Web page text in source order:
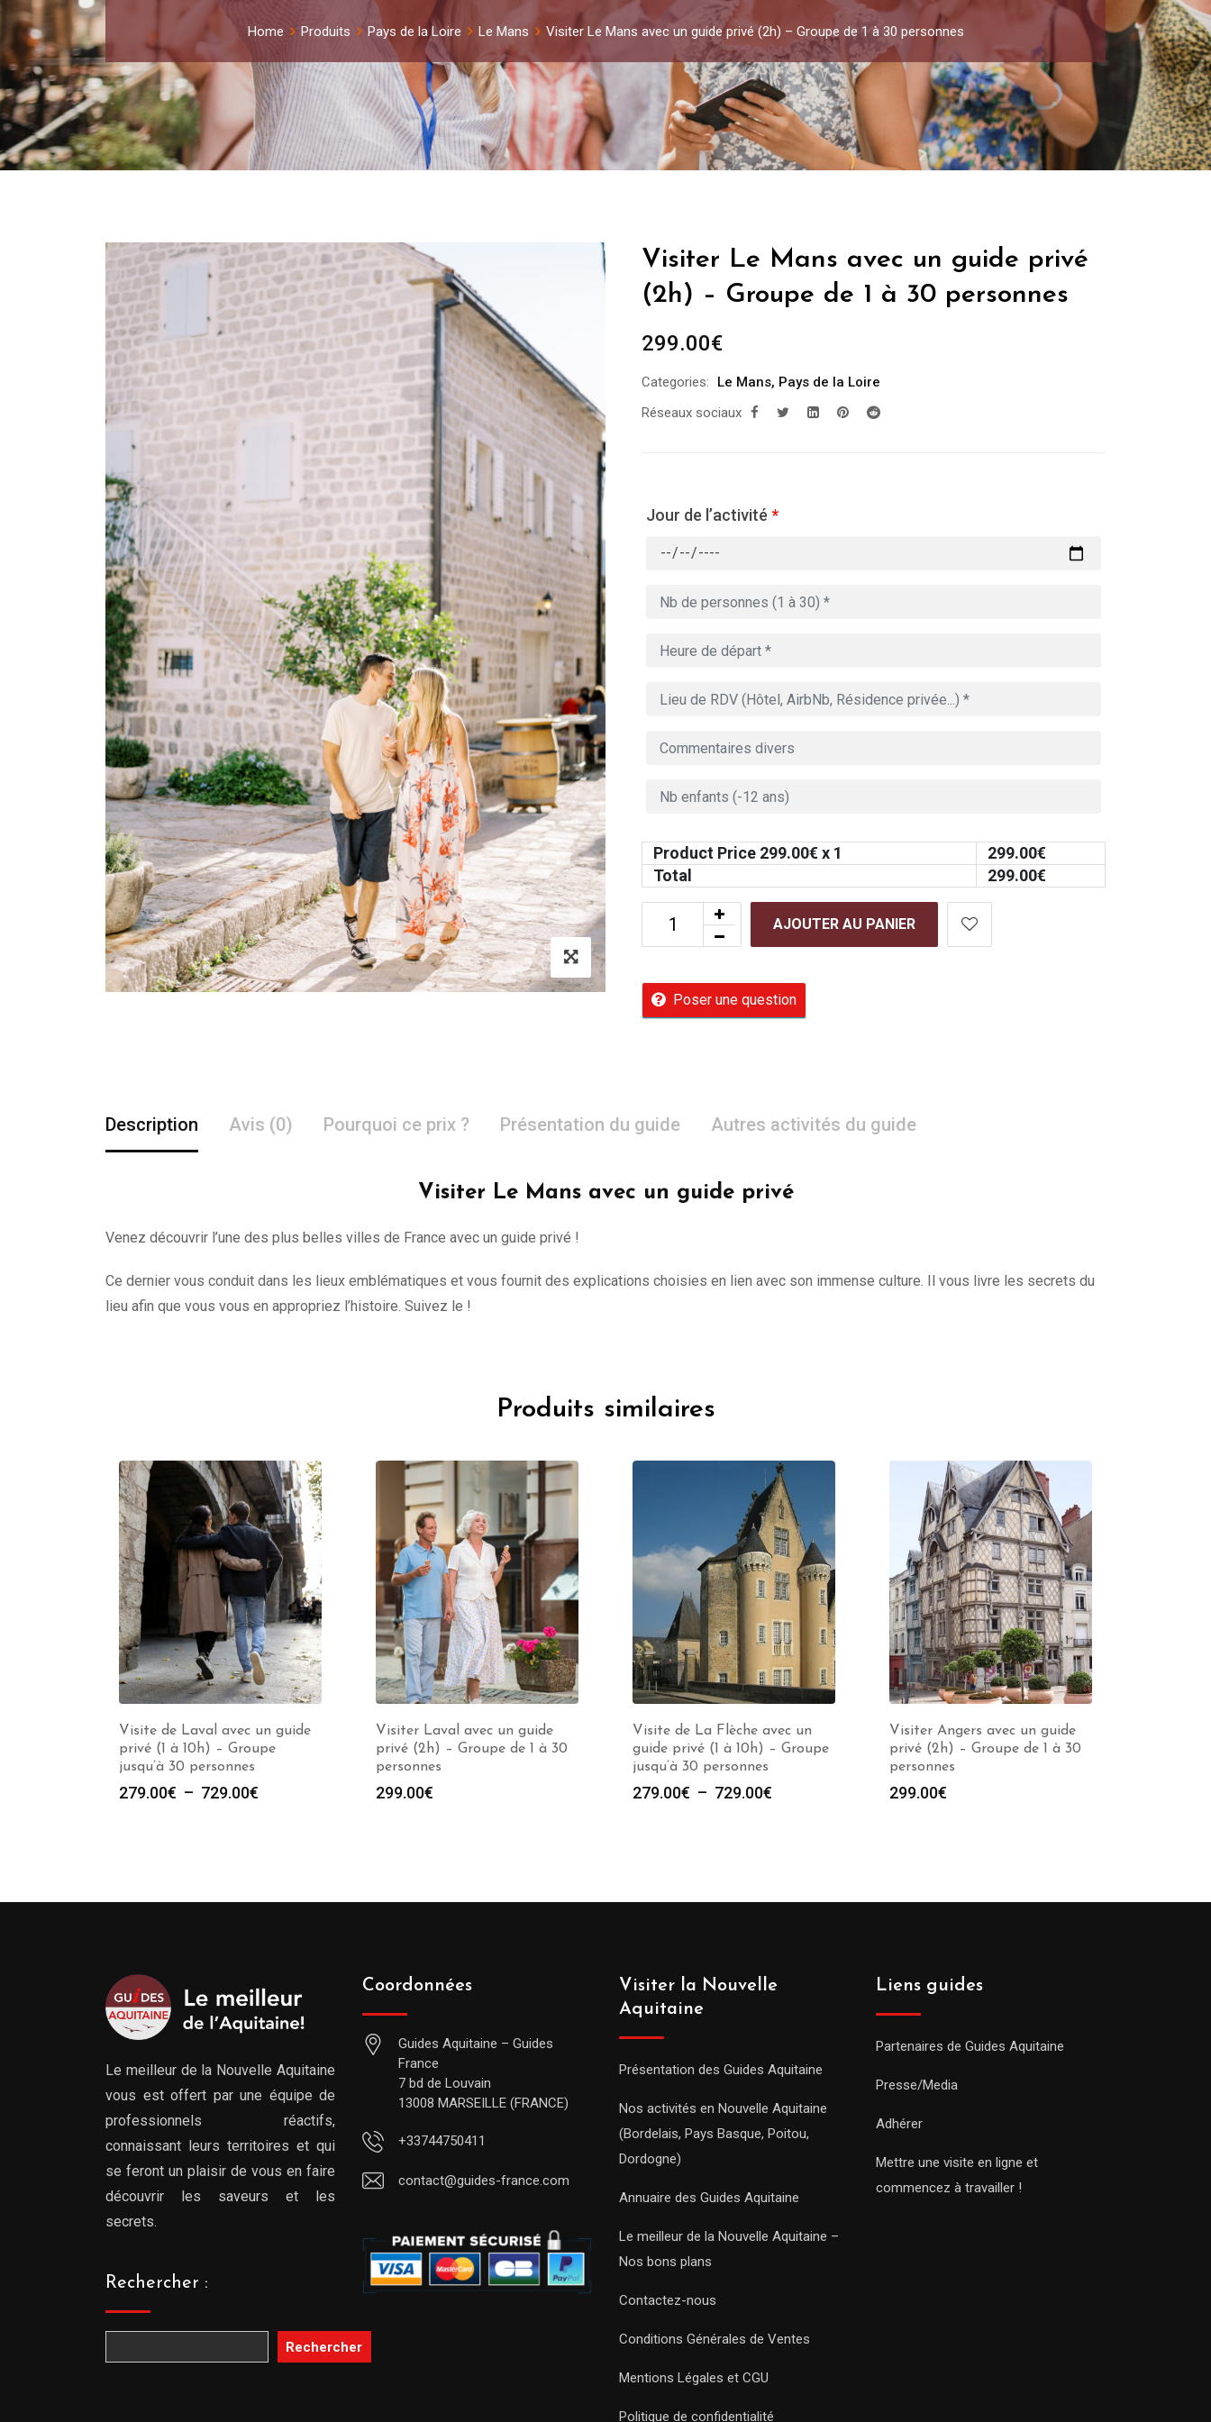
Home Produits Pays de la Loire Le Mans Visiter Le Mans avec un guide privé (2h) – Groupe de 1 à 30 personnes
Visiter Le Mans avec un guide privé
(2h) – Groupe de 1 à 30 personnes
299.00€
Categories: Le Mans, Pays de la Loire
Réseaux sociaux
Jour de l’activité *
Product Price 299.00€ x 1 299.00€
Total
299.00€
AJOUTER AU PANIER
Poser une question
Description Avis (0) Pourquoi ce prix ? Présentation du guide Autres activités du guide
Visiter Le Mans avec un guide privé
Venez découvrir l’une des plus belles villes de France avec un guide privé !
Ce dernier vous conduit dans les lieux emblématiques et vous fournit des explications choisies en lien avec son immense culture. Il vous livre les secrets du
lieu afin que vous vous en appropriez l’histoire. Suivez le !
Produits similaires
Visite de Laval avec un guide
privé (1 à 10h) – Groupe
jusqu’à 30 personnes
279.00€ – 729.00€
Visiter Laval avec un guide
privé (2h) – Groupe de 1 à 30
personnes
299.00€
Visite de La Flèche avec un
guide privé (1 à 10h) – Groupe
jusqu’à 30 personnes
279.00€ – 729.00€
Visiter Angers avec un guide
privé (2h) – Groupe de 1 à 30
personnes
299.00€
Le meilleur de la Nouvelle Aquitaine
vous est offert par une équipe de
professionnels réactifs,
connaissant leurs territoires et qui
se feront un plaisir de vous en faire
découvrir les saveurs et les
secrets.
Rechercher :
Rechercher
Coordonnées
Guides Aquitaine – Guides
France
7 bd de Louvain
13008 MARSEILLE (FRANCE)
+33744750411
contact@guides-france.com
Visiter la Nouvelle
Aquitaine
Présentation des Guides Aquitaine
Nos activités en Nouvelle Aquitaine
(Bordelais, Pays Basque, Poitou,
Dordogne)
Annuaire des Guides Aquitaine
Le meilleur de la Nouvelle Aquitaine –
Nos bons plans
Contactez-nous
Conditions Générales de Ventes
Mentions Légales et CGU
Politique de confidentialité
Liens guides
Partenaires de Guides Aquitaine
Presse/Media
Adhérer
Mettre une visite en ligne et
commencez à travailler !